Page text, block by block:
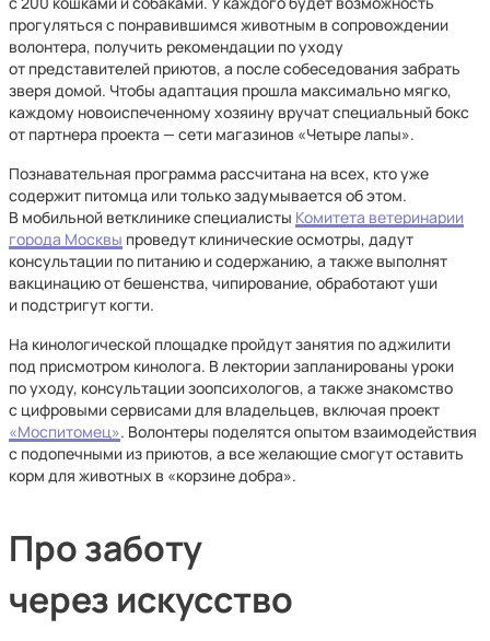
прогуляться с понравившимся животным в сопровождении
волонтера, получить рекомендации по уходу
от представителей приютов, а после собеседования забрать
зверя домой. Чтобы адаптация прошла максимально мягко,
каждому новоиспеченному хозяину вручат специальный бокс
от партнера проекта — сети магазинов «Четыре лапы».
Познавательная программа рассчитана на всех, кто уже
содержит питомца или только задумывается об этом.
В мобильной ветклинике специалисты Комитета ветеринарии
города Москвы проведут клинические осмотры, дадут
консультации по питанию и содержанию, а также выполнят
вакцинацию от бешенства, чипирование, обработают уши
и подстригут когти.
На кинологической площадке пройдут занятия по аджилити
под присмотром кинолога. В лектории запланированы уроки
по уходу, консультации зоопсихологов, а также знакомство
с цифровыми сервисами для владельцев, включая проект
«Моспитомец». Волонтеры поделятся опытом взаимодействия
с подопечными из приютов, а все желающие смогут оставить
корм для животных в «корзине добра».
Про заботу
через искусство